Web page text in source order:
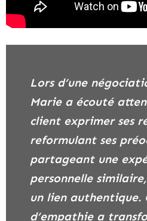
Lors d’une négociation complexe,
Marie a écouté
client exprimer ses
reformulant ses
partageant une
personnelle
un lien authentique.
d’empathie a